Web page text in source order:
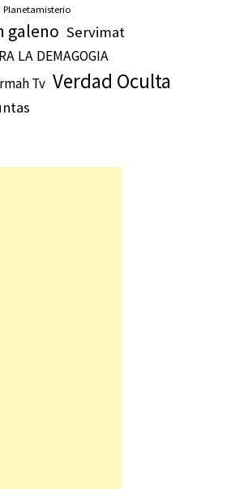
Planetamisterio
galeno Servimat
LA DEMAGOGIA
Tv Verdad Oculta